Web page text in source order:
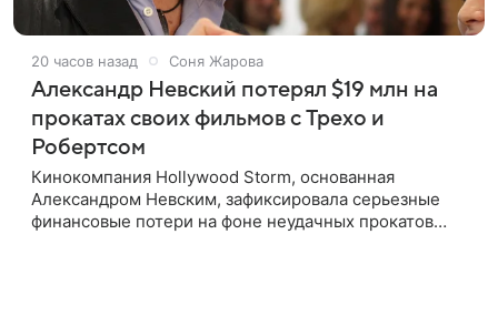
20 часов назад Соня Жарова
Александр Невский потерял $19 млн на
прокатах своих фильмов с Трехо и
Робертсом
Кинокомпания Hollywood Storm, основанная
Александром Невским, зафиксировала серьезные
финансовые потери на фоне неудачных прокатов